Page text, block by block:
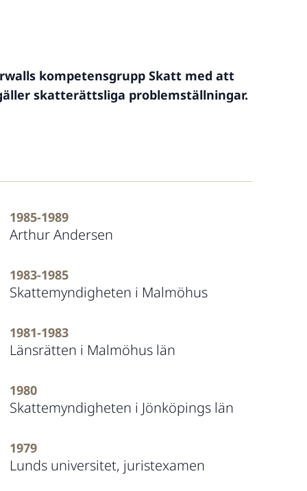
kompetensgrupp Skatt med att
skatterättsliga problemställningar.
1985-1989
Arthur Andersen
1983-1985
Skattemyndigheten i Malmöhus
1981-1983
Länsrätten i Malmöhus län
1980
Skattemyndigheten i Jönköpings län
1979
Lunds universitet, juristexamen